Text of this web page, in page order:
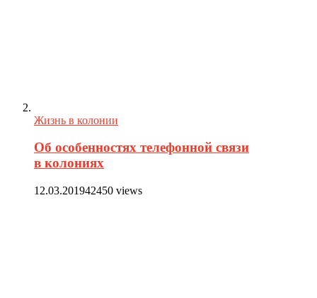
Жизнь в колонии
Об особенностях телефонной связи
в колониях
12.03.201942450 views